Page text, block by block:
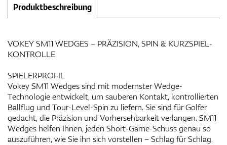
Produktbeschreibung
VOKEY SM11 WEDGES – PRÄZISION, SPIN & KURZSPIEL-
KONTROLLE
SPIELERPROFIL
Vokey SM11 Wedges sind mit modernster Wedge-
Technologie entwickelt, um sauberen Kontakt, kontrollierten
Ballflug und Tour-Level-Spin zu liefern. Sie sind für Golfer
gedacht, die Präzision und Vorhersehbarkeit verlangen. SM11
Wedges helfen Ihnen, jeden Short-Game-Schuss genau so
auszuführen, wie Sie ihn sich vorstellen – Schlag für Schlag.